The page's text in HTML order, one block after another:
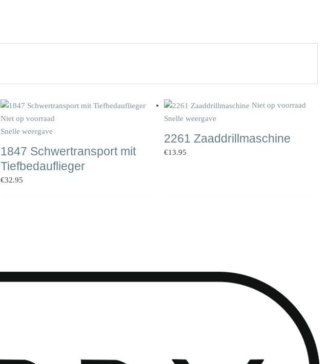
Niet op voorraad
Snelle weergave
1847 Schwertransport mit
Tiefbedauflieger
€32.95
Niet op voorraad
Snelle weergave
2261 Zaaddrillmaschine
€13.95